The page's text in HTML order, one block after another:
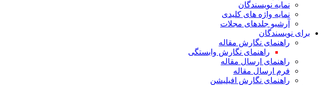
نمایه نویسندگان
نمایه واژه های کلیدی
آرشیو جلدهای مجلات
برای نویسندگان
راهنمای نگارش مقاله
راهنمای نگارش وابستگی
راهنمای ارسال مقاله
فرم ارسال مقاله
راهنمای نگارش افیلیشن